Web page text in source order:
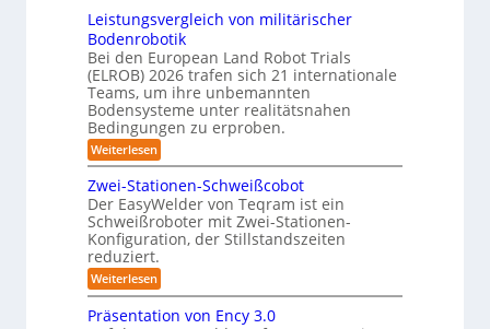
r
D
-
S
t
e
r
e
o
-
K
a
m
e
r
a
u
t
t
l
e
-
S
y
s
t
e
f
ü
r
Leistungsvergleich von militärischer
Bodenrobotik
Bei den European Land Robot Trials
(ELROB) 2026 trafen sich 21 internationale
Teams, um ihre unbemannten
Bodensysteme unter realitätsnahen
Bedingungen zu erproben.
Weiterlesen:
L
e
i
s
t
u
g
s
v
e
Zwei-Stationen-Schweißcobot
Der EasyWelder von Teqram ist ein
Schweißroboter mit Zwei-Stationen-
Konfiguration, der Stillstandszeiten
reduziert.
Weiterlesen:
Z
w
e
Präsentation von Ency 3.0